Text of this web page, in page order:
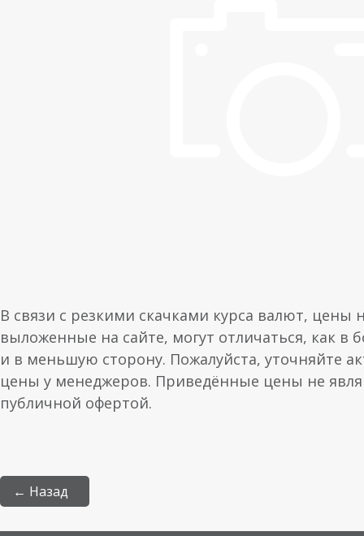
В связи с резкими скачками курса валют, цены
выложенные на сайте, могут отличаться, как в
и в меньшую сторону. Пожалуйста, уточняйте
цены у менеджеров. Приведённые цены не
публичной офертой.
← Назад